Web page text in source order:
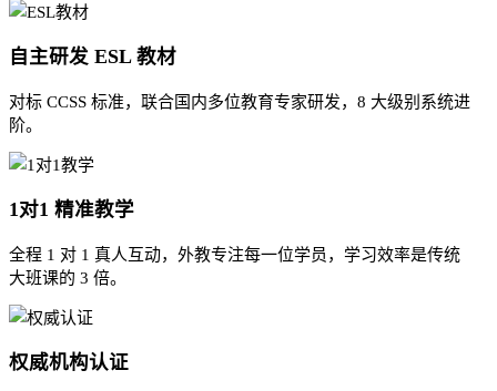
自主研发 ESL 教材
对标 CCSS 标准，联合国内多位教育专家研发，8 大级别系统进
阶。
1对1 精准教学
全程 1 对 1 真人互动，外教专注每一位学员，学习效率是传统
大班课的 3 倍。
权威机构认证